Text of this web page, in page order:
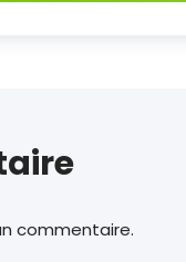
commentaire.